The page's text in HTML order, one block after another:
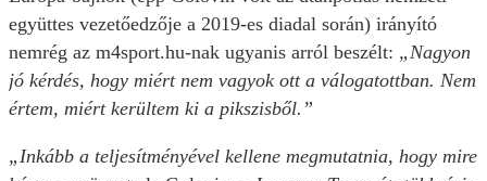
együttes vezetőedzője a 2019-es diadal során) irányító
nemrég az m4sport.hu-nak ugyanis arról beszélt: „Nagyon
jó kérdés, hogy miért nem vagyok ott a válogatottban. Nem
értem, miért kerültem ki a pikszisből.”
„Inkább a teljesítményével kellene megmutatnia, hogy mire